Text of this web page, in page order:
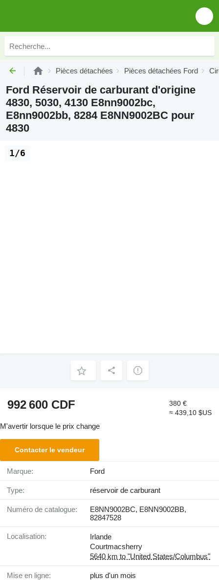
Pièces détachées Pièces détachées Ford
Ford Réservoir de carburant d'origine
4830, 5030, 4130 E8nn9002bc,
E8nn9002bb, 8284 E8NN9002BC pour
4830
1/6
992 600 CDF
380 €
≈ 439,10 $US
M'avertir lorsque le prix change
Contacter le vendeur
Marque: Ford
Type: réservoir de carburant
Numéro de catalogue:
E8NN9002BC, E8NN9002BB,
82847528
Localisation:
Irlande
Courtmacsherry
5640 km to "United States/Columbus"
Mise en ligne: plus d'un mois